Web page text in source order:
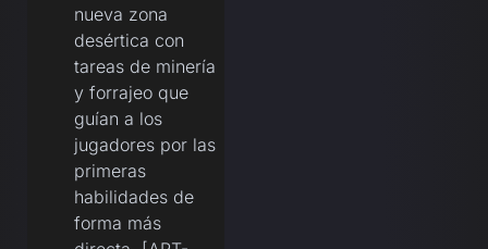
nueva zona
desértica con
tareas de minería
y forrajeo que
guían a los
jugadores por las
primeras
habilidades de
forma más